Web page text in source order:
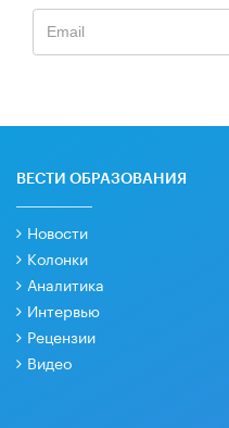
ВЕСТИ ОБРАЗОВАНИЯ
Новости
Колонки
Аналитика
Интервью
Рецензии
Видео